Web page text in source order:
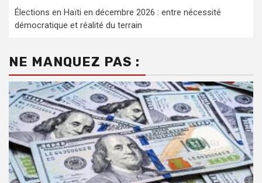
Élections en Haïti en décembre 2026 : entre nécessité
démocratique et réalité du terrain
NE MANQUEZ PAS :